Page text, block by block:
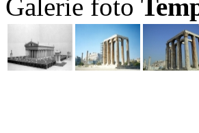
Galerie foto